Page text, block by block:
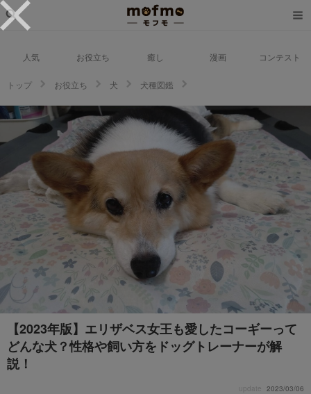
人気 お役立ち 癒し 漫画 コンテスト
トップ お役立ち 犬
犬種図鑑
をドッグトレーナーが解説！
【2023年版】エリザベス女王も愛したコーギーって
どんな犬？性格や飼い方をドッグトレーナーが解
説！
update
2023/03/06